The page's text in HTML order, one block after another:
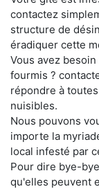
contactez
structure de
éradiquer cette
Vous avez
fourmis ?
répondre à
nuisibles.
Nous pouvons
importe la
local infesté par
Pour dire bye-
qu'elles peuvent